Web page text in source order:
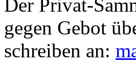
Der Privat-
gegen Gebot
schreiben an: